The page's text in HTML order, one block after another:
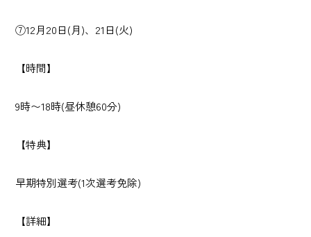
⑦12月20日(月)、21日(火)
【時間】
9時〜18時(昼休憩60分)
【特典】
早期特別選考(1次選考免除)
【詳細】